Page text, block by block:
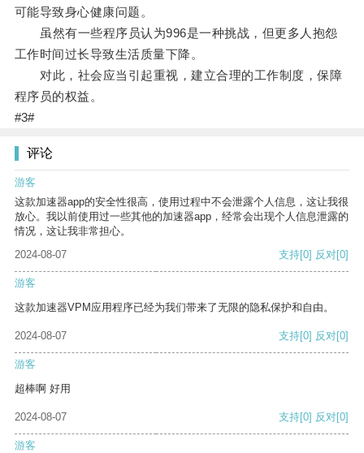
可能导致身心健康问题。
虽然有一些程序员认为996是一种挑战，但更多人抱怨
工作时间过长导致生活质量下降。
对此，社会应当引起重视，建立合理的工作制度，保障
程序员的权益。
#3#
评论
游客
这款加速器app的安全性很高，使用过程中不会泄露个人信息，这让我很
放心。我以前使用过一些其他的加速器app，经常会出现个人信息泄露的
情况，这让我非常担心。
2024-08-07
支持[0] 反对[0]
游客
这款加速器VPM应用程序已经为我们带来了无限的隐私保护和自由。
2024-08-07 支持[0] 反对[0]
游客
超棒啊 好用
2024-08-07 支持[0] 反对[0]
游客